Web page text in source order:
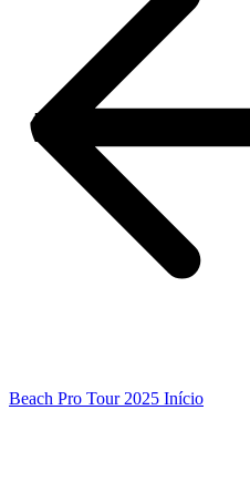
Beach Pro Tour 2025 Início